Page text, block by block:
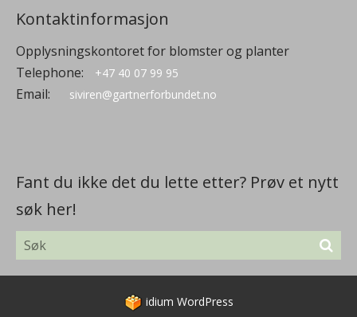
Kontaktinformasjon
Opplysningskontoret for blomster og planter
Telephone:
+47 40 07 99 95
Email: siviren@gartnerforbundet.no
Fant du ikke det du lette etter? Prøv et nytt
søk her!
idium WordPress